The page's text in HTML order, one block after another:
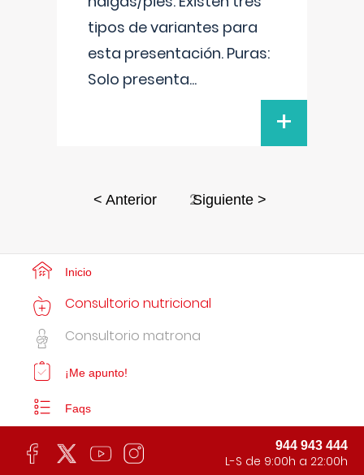
tipos de variantes para
esta presentación. Puras:
Solo presenta...
+
< Anterior 2Siguiente >
Inicio
Consultorio nutricional
Consultorio matrona
¡Me apunto!
Faqs
944 943 444
L-S de 9:00h a 22:00h